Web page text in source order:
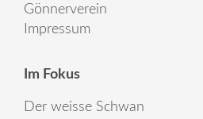
Gönnerverein
Impressum
Im Fokus
Der weisse Schwan